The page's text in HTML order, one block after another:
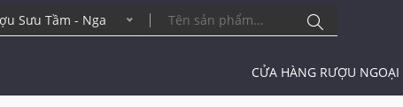
Sưu Tầm - Nga
CỬA HÀNG RƯỢU NGOẠI